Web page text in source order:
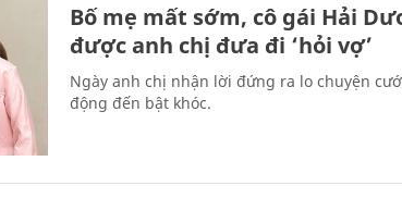
Bố mẹ mất sớm, cô gái Hải
được anh chị đưa đi ‘hỏi vợ’
Ngày anh chị nhận lời đứng ra lo chuyện
động đến bật khóc.